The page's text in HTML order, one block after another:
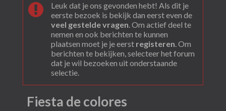
Leuk dat je ons gevonden hebt! Als dit je
eerste bezoek is bekijk dan eerst even de
veel gestelde vragen. Om actief deel te
nemen en ook berichten te kunnen
plaatsen moet je je eerst registeren. Om
berichten te bekijken, selecteer het forum
dat je wil bezoeken uit onderstaande
selectie.
Fiesta de colores